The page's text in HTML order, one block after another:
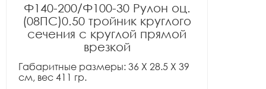
Ф140-200/Ф100-30 Рулон оц.
(08ПС)0.50 тройник круглого
сечения с круглой прямой
врезкой
Габаритные размеры: 36 X 28.5 X 39
см, вес 411 гр.